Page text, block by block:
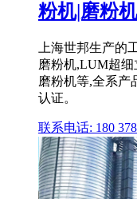
粉机|磨粉
上海世邦生产的
磨粉机,LUM超
磨粉机等,全系产
认证。
联系电话: 180